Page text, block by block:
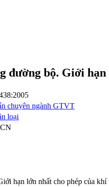
đường bộ. Giới
chuyên ngành GTVT
loại
hạn lớn nhất cho phép của khí